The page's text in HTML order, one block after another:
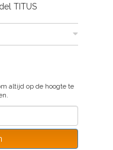
TITUS
altijd op de hoogte te